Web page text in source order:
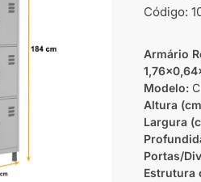
Código:
Armário
Modelo:
Altura
Largura
Portas/
Estrutura